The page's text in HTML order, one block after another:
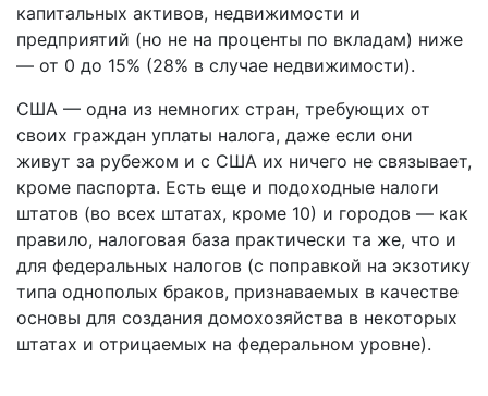
капитальных активов, недвижимости и
предприятий (но не на проценты по вкладам) ниже
— от 0 до 15% (28% в случае недвижимости).
США — одна из немногих стран, требующих от
своих граждан уплаты налога, даже если они
живут за рубежом и с США их ничего не связывает,
кроме паспорта. Есть еще и подоходные налоги
штатов (во всех штатах, кроме 10) и городов — как
правило, налоговая база практически та же, что и
для федеральных налогов (с поправкой на экзотику
типа однополых браков, признаваемых в качестве
основы для создания домохозяйства в некоторых
штатах и отрицаемых на федеральном уровне).